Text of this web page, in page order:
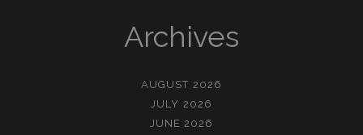
Archives
AUGUST 2026
JULY 2026
JUNE 2026